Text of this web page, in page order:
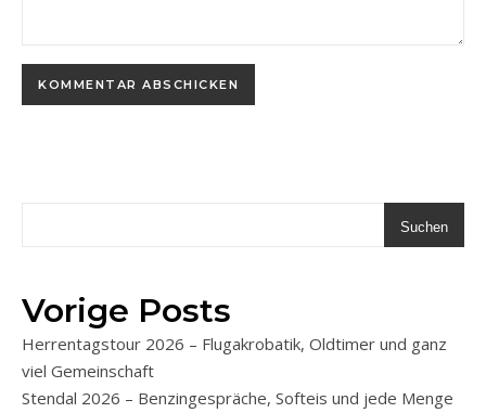
Suchen
Vorige Posts
Herrentagstour 2026 – Flugakrobatik, Oldtimer und ganz
viel Gemeinschaft
Stendal 2026 – Benzingespräche, Softeis und jede Menge